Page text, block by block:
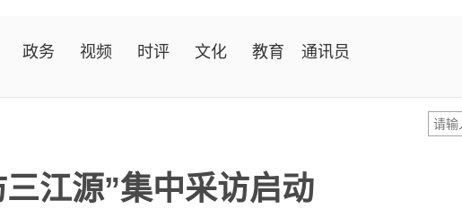
政务 视频 时评 文化 教育 通讯员
江源”集中采访启动